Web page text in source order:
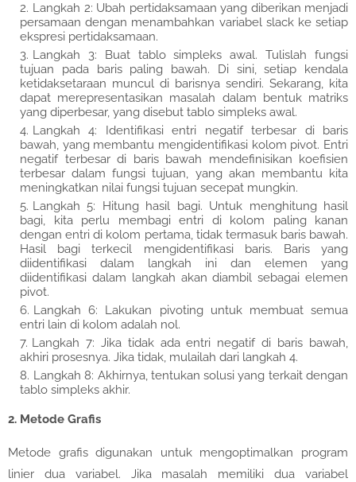
Langkah 2: Ubah pertidaksamaan yang diberikan menjadi
persamaan dengan menambahkan variabel slack ke setiap
ekspresi pertidaksamaan.
Langkah 3: Buat tablo simpleks awal. Tulislah fungsi
tujuan pada baris paling bawah. Di sini, setiap kendala
ketidaksetaraan muncul di barisnya sendiri. Sekarang, kita
dapat merepresentasikan masalah dalam bentuk matriks
yang diperbesar, yang disebut tablo simpleks awal.
Langkah 4: Identifikasi entri negatif terbesar di baris
bawah, yang membantu mengidentifikasi kolom pivot. Entri
negatif terbesar di baris bawah mendefinisikan koefisien
terbesar dalam fungsi tujuan, yang akan membantu kita
meningkatkan nilai fungsi tujuan secepat mungkin.
Langkah 5: Hitung hasil bagi. Untuk menghitung hasil
bagi, kita perlu membagi entri di kolom paling kanan
dengan entri di kolom pertama, tidak termasuk baris bawah.
Hasil bagi terkecil mengidentifikasi baris. Baris yang
diidentifikasi dalam langkah ini dan elemen yang
diidentifikasi dalam langkah akan diambil sebagai elemen
pivot.
Langkah 6: Lakukan pivoting untuk membuat semua
entri lain di kolom adalah nol.
Langkah 7: Jika tidak ada entri negatif di baris bawah,
akhiri prosesnya. Jika tidak, mulailah dari langkah 4.
Langkah 8: Akhirnya, tentukan solusi yang terkait dengan
tablo simpleks akhir.
2. Metode Grafis
Metode grafis digunakan untuk mengoptimalkan program
linier dua variabel. Jika masalah memiliki dua variabel